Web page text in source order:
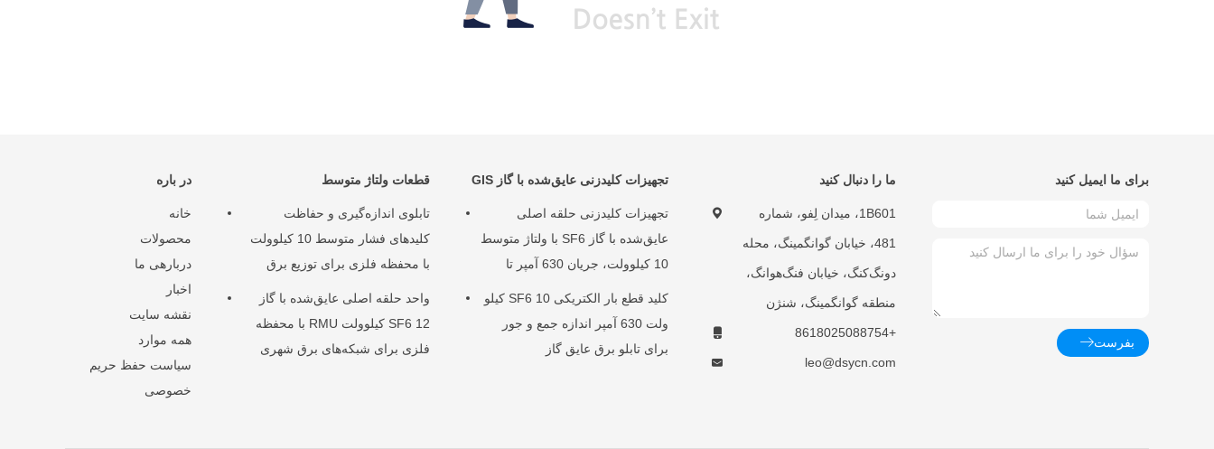
در باره
خانه
محصولات
دربارهی ما
اخبار
نقشه سایت
همه موارد
سیاست حفظ حریم
خصوصی
قطعات ولتاژ متوسط
تابلوی اندازه‌گیری و حفاظت
کلیدهای فشار متوسط 10 کیلوولت
با محفظه فلزی برای توزیع برق
واحد حلقه اصلی عایق‌شده با گاز
SF6 12 کیلوولت RMU با محفظه
فلزی برای شبکه‌های برق شهری
تجهیزات کلیدزنی عایق‌شده با گاز GIS
تجهیزات کلیدزنی حلقه اصلی
عایق‌شده با گاز SF6 با ولتاژ متوسط
​​10 کیلوولت، جریان 630 آمپر تا
کلید قطع بار الکتریکی SF6 10 کیلو
ولت 630 آمپر اندازه جمع و جور
برای تابلو برق عایق گاز
ما را دنبال کنید
1B601، میدان لِفو، شماره
481، خیابان گوانگمینگ، محله
دونگ‌کنگ، خیابان فنگ‌هوانگ،
منطقه گوانگمینگ، شنژن
+8618025088754
leo@dsycn.com
برای ما ایمیل کنید
بفرست